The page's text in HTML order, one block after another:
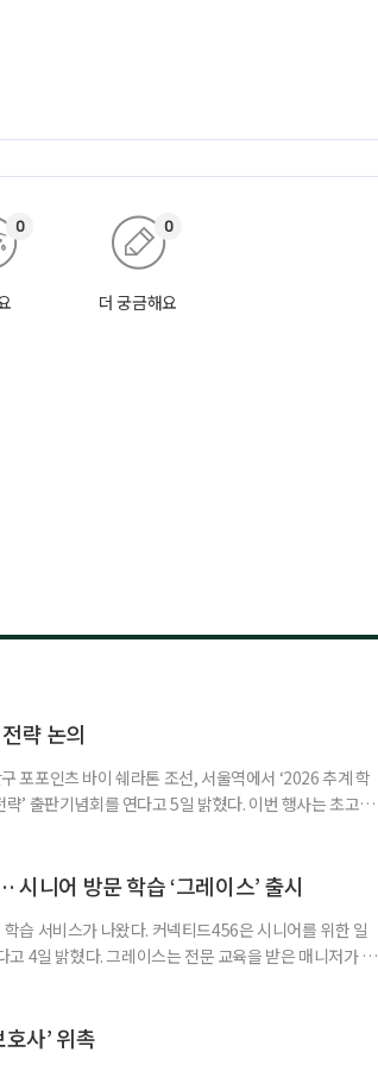
0
더 궁금해요
0
략 논의
포포인츠 바이 쉐라톤 조선, 서울역에서 ‘2026 추계 학
’ 출판기념회를 연다고 5일 밝혔다. 이번 행사는 초고령
돌봄과 금융, 헬스케어, 여가, 식품, 디지털 기술 등
니어 방문 학습 ‘그레이스’ 출시
습 서비스가 나왔다. 커넥티드456은 시니어를 위한 일
고 4일 밝혔다. 그레이스는 전문 교육을 받은 매니저가 주
과 주의집중력, 언어능력, 시공간 능력, 계산 능
사’ 위촉